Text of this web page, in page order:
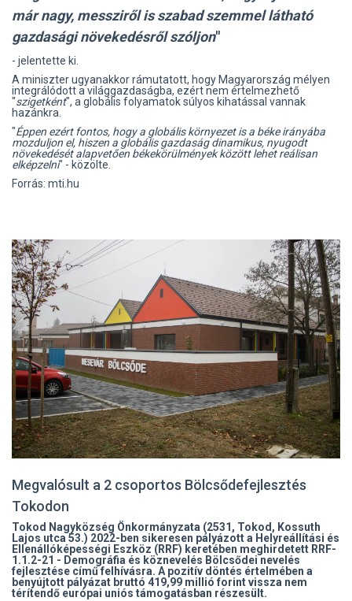
már nagy, messziről is szabad szemmel látható
gazdasági növekedésről szóljon"
- jelentette ki.
A miniszter ugyanakkor rámutatott, hogy Magyarország mélyen
integrálódott a világgazdaságba, ezért nem értelmezhető
"szigetként", a globális folyamatok súlyos kihatással vannak
hazánkra.
"Éppen ezért fontos, hogy a globális környezet is a béke irányába
mozduljon el, hiszen a globális gazdaság dinamikus, nyugodt
növekedését alapvetően békekörülmények között lehet reálisan
elképzelni" - közölte.
Forrás: mti.hu
Megvalósult a 2 csoportos Bölcsődefejlesztés
Tokodon
Tokod Nagyközség Önkormányzata (2531, Tokod, Kossuth
Lajos utca 53.) 2022-ben sikeresen pályázott a Helyreállítási és
Ellenállóképességi Eszköz (RRF) keretében meghirdetett RRF-
1.1.2-21 - Demográfia és köznevelés Bölcsődei nevelés
fejlesztése című felhívásra. A pozitív döntés értelmében a
benyújtott pályázat bruttó 419,99 millió forint vissza nem
térítendő európai uniós támogatásban részesült.